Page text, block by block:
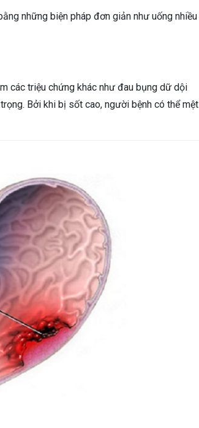
những biện pháp đơn giản như uống nhiều
các triệu chứng khác như đau bụng dữ dội
Bởi khi bị sốt cao, người bệnh có thể mệt